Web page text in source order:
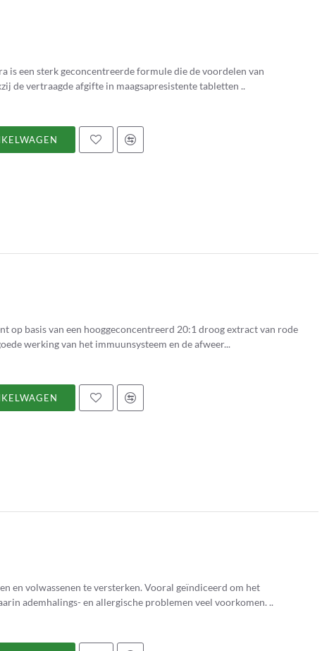
is een sterk geconcentreerde formule die de voordelen van
de vertraagde afgifte in maagsapresistente tabletten ..
op basis van een hooggeconcentreerd 20:1 droog extract van rode
werking van het immuunsysteem en de afweer...
en volwassenen te versterken. Vooral geïndiceerd om het
ademhalings- en allergische problemen veel voorkomen. ..